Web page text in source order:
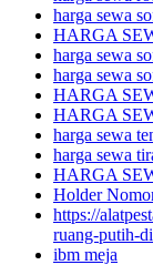
harga sewa
HARGA
harga sewa
harga sewa
HARGA
HARGA
harga sewa
harga sewa
HARGA
Holder
https://
ruang-putih-
ibm meja